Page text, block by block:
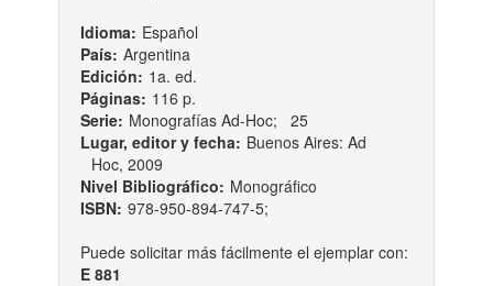
Idioma: Español
País: Argentina
Edición: 1a. ed.
Páginas: 116 p.
Serie: Monografías Ad-Hoc; 25
Lugar, editor y fecha: Buenos Aires: Ad
Hoc, 2009
Nivel Bibliográfico: Monográfico
ISBN: 978-950-894-747-5;
Puede solicitar más fácilmente el ejemplar con:
E 881